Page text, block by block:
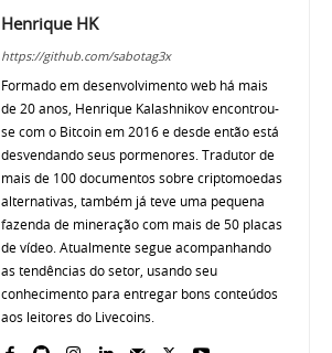
Henrique HK
https://github.com/sabotag3x
Formado em desenvolvimento web há mais
de 20 anos, Henrique Kalashnikov encontrou-
se com o Bitcoin em 2016 e desde então está
desvendando seus pormenores. Tradutor de
mais de 100 documentos sobre criptomoedas
alternativas, também já teve uma pequena
fazenda de mineração com mais de 50 placas
de vídeo. Atualmente segue acompanhando
as tendências do setor, usando seu
conhecimento para entregar bons conteúdos
aos leitores do Livecoins.